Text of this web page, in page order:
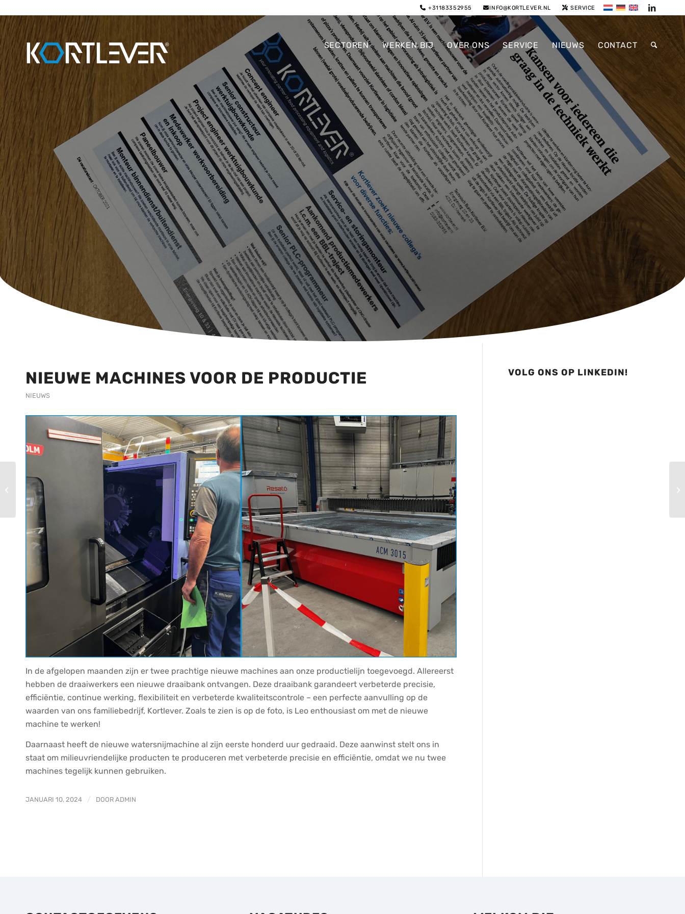
+31183352955 INFO@KORTLEVER.NL SERVICE
SECTOREN WERKEN BIJ OVER ONS SERVICE NIEUWS CONTACT
NIEUWE MACHINES VOOR DE PRODUCTIE
NIEUWS
In de afgelopen maanden zijn er twee prachtige nieuwe machines aan onze productielijn toegevoegd. Allereerst
hebben de draaiwerkers een nieuwe draaibank ontvangen. Deze draaibank garandeert verbeterde precisie,
efficiëntie, continue werking, flexibiliteit en verbeterde kwaliteitscontrole – een perfecte aanvulling op de
waarden van ons familiebedrijf, Kortlever. Zoals te zien is op de foto, is Leo enthousiast om met de nieuwe
machine te werken!
Daarnaast heeft de nieuwe watersnijmachine al zijn eerste honderd uur gedraaid. Deze aanwinst stelt ons in
staat om milieuvriendelijke producten te produceren met verbeterde precisie en efficiëntie, omdat we nu twee
machines tegelijk kunnen gebruiken.
JANUARI 10, 2024 / DOOR ADMIN
VOLG ONS OP LINKEDIN!
Technisch Buro
Kortlever op de IBA fair
2023 in München